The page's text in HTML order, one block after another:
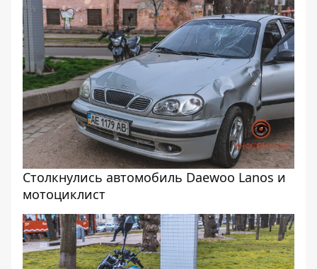
Cтолкнулись автомобиль Daewoo Lanos и
мотоциклист